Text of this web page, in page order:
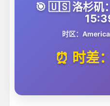
🎯 🇺🇸 洛杉矶
时区：
⏰ 时差